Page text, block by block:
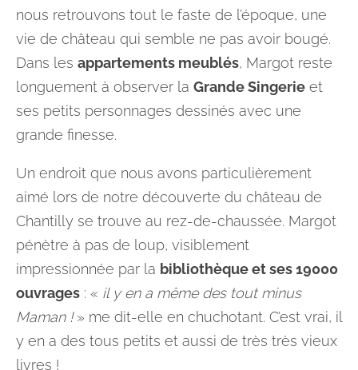
nous retrouvons tout le faste de l’époque, une
vie de château qui semble ne pas avoir bougé.
Dans les appartements meublés, Margot reste
longuement à observer la Grande Singerie et
ses petits personnages dessinés avec une
grande finesse.
Un endroit que nous avons particulièrement
aimé lors de notre découverte du château de
Chantilly se trouve au rez-de-chaussée. Margot
pénètre à pas de loup, visiblement
impressionnée par la bibliothèque et ses 19000
ouvrages : « il y en a même des tout minus
Maman !» me dit-elle en chuchotant. C’est vrai, il
y en a des tous petits et aussi de très très vieux
livres !